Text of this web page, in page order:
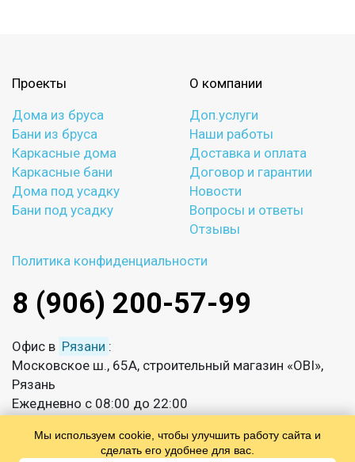
Проекты
Дома из бруса
Бани из бруса
Каркасные дома
Каркасные бани
Дома под усадку
Бани под усадку
О компании
Доп.услуги
Наши работы
Доставка и оплата
Договор и гарантии
Новости
Вопросы и ответы
Отзывы
Политика конфиденциальности
8 (906) 200-57-99
Офис в Рязани :
Московское ш., 65А, строительный магазин «OBI»,
Рязань
Ежедневно с 08:00 до 22:00
info@sksmirnov.ru
Мы используем cookie, чтобы улучшить работу сайта и
сделать его удобнее для вас.